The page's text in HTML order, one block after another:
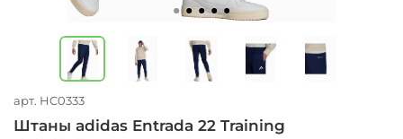
арт. HC0333
Штаны adidas Entrada 22 Training